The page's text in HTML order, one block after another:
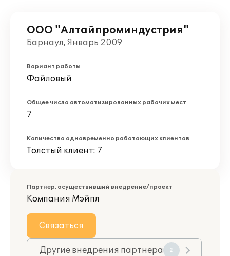
ООО "Алтайпроминдустрия"
Барнаул, Январь 2009
Вариант работы
Файловый
Общее число автоматизированных рабочих мест
7
Количество одновременно работающих клиентов
Толстый клиент: 7
Партнер, осуществивший внедрение/проект
Компания Мэйпл
Связаться
Другие внедрения партнера 2